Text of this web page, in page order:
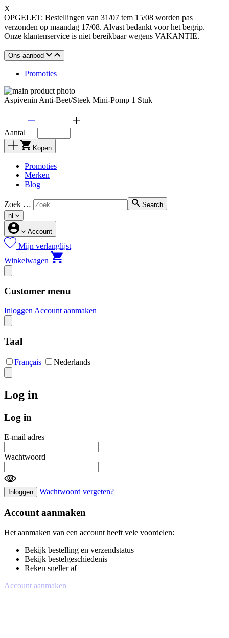
X
OPGELET: Bestellingen van 31/07 tem 15/08 worden pas
verzonden op maandag 17/08. Alvast bedankt voor het begrip.
Onze klantenservice is niet bereikbaar wegens VAKANTIE.
Ons aanbod
Promoties
Aspivenin Anti-Beet/Steek Mini-Pomp 1 Stuk
Aantal
Kopen
Promoties
Merken
Blog
Zoek …
Search
nl
Account
Mijn verlanglijst
Winkelwagen
Customer menu
InloggenAccount aanmaken
Taal
Français Nederlands
Log in
Log in
E-mail adres
Wachtwoord
Inloggen Wachtwoord vergeten?
Account aanmaken
Het aanmaken van een account heeft vele voordelen:
Bekijk bestelling en verzendstatus
Bekijk bestelgeschiedenis
Reken sneller af
Account aanmaken